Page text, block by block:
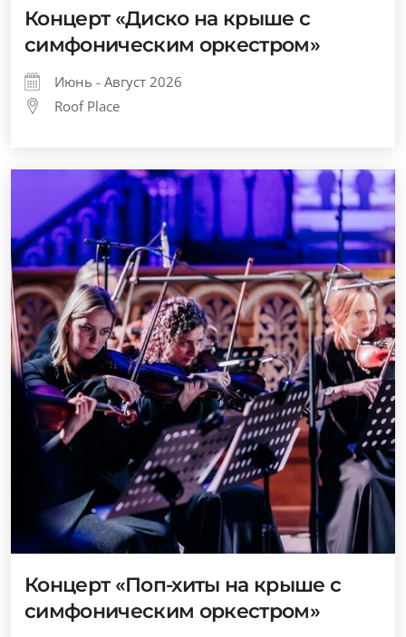
Концерт «Диско на крыше с
симфоническим оркестром»
Июнь - Август 2026
Roof Place
Концерт «Поп-хиты на крыше с
симфоническим оркестром»